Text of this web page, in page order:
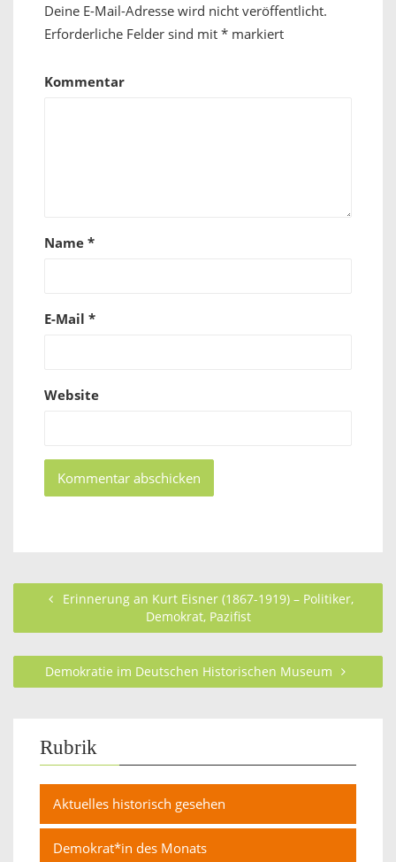
Deine E-Mail-Adresse wird nicht veröffentlicht.
Erforderliche Felder sind mit * markiert
Kommentar
Name *
E-Mail *
Website
Erinnerung an Kurt Eisner (1867-1919) – Politiker,
Demokrat, Pazifist
Demokratie im Deutschen Historischen Museum
Rubrik
Aktuelles historisch gesehen
Demokrat*in des Monats